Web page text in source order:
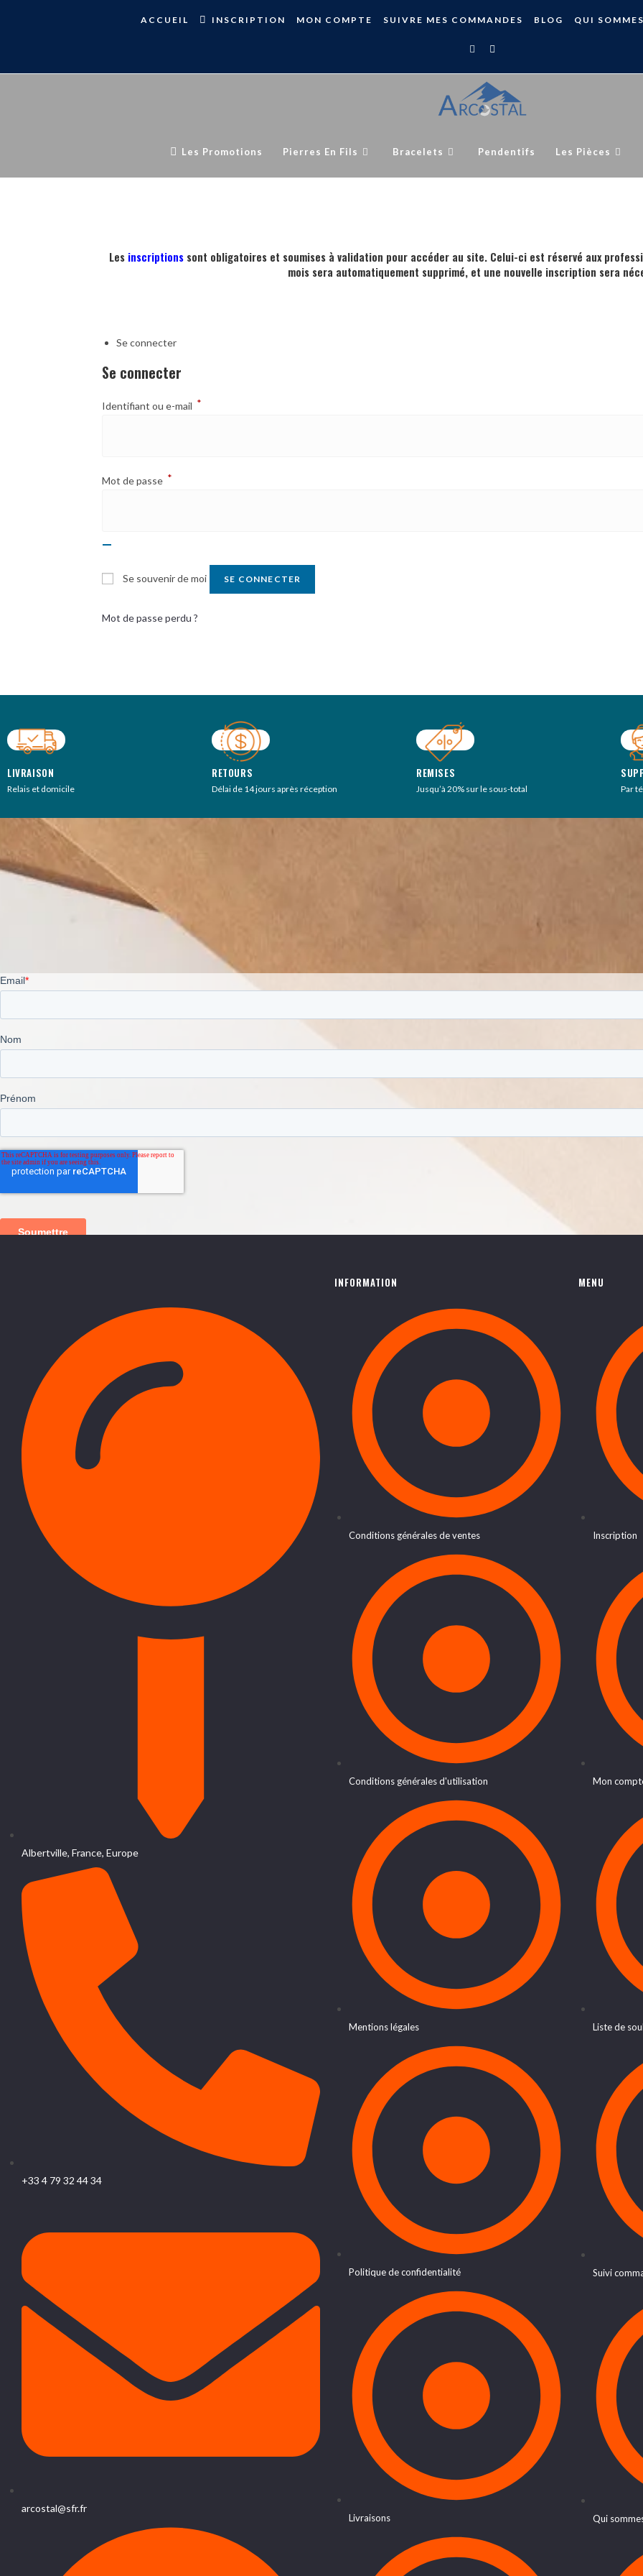
ACCUEIL INSCRIPTION MON COMPTE SUIVRE MES COMMANDES BLOG QUI
Les Promotions Pierres En Fils Bracelets Pendentifs Les Pièces
Les inscriptions sont obligatoires et soumises à validation pour accéder au site. Celui-ci est réservé aux
mois sera automatiquement supprimé, et une nouvelle inscription sera
Se connecter
Se connecter
Identifiant ou e-mail *
Mot de passe *
Se souvenir de moi SE CONNECTER
Mot de passe perdu ?
LIVRAISON
Relais et domicile
RETOURS
Délai de 14 jours après réception
REMISES
Jusqu’à 20% sur le sous-total Par
Albertville, France, Europe
+33 4 79 32 44 34
arcostal@sfr.fr
INFORMATION
Conditions générales de ventes
Conditions générales d'utilisation
Mentions légales
Politique de confidentialité
Livraisons
MENU
Inscription
Mon
Liste de
Suivi
Qui